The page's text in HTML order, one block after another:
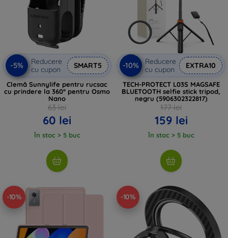
-5%
Reducere
cu cupon
SMART5
Clemă Sunnylife pentru rucsac
cu prindere la 360° pentru Osmo
Nano
63 lei
60 lei
În stoc > 5 buc
-10%
Reducere
cu cupon
EXTRA10
TECH-PROTECT L03S MAGSAFE
BLUETOOTH selfie stick tripod,
negru (5906302322817)
177 lei
159 lei
În stoc > 5 buc
-10% -10%